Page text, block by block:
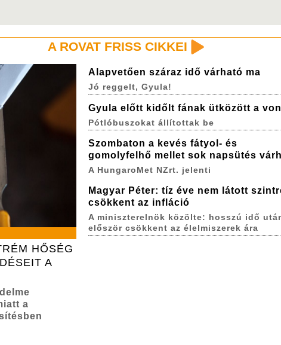
A ROVAT FRISS CIKKEI
HŐSÉG
A
a
Alapvetően száraz idő várható ma
Jó reggelt, Gyula!
Gyula előtt kidőlt fának ütközött a
Pótlóbuszokat állítottak be
Szombaton a kevés fátyol- és
gomolyfelhő mellet sok napsütés
A HungaroMet NZrt. jelenti
Magyar Péter: tíz éve nem látott
csökkent az infláció
A miniszterelnök közölte: hosszú idő
először csökkent az élelmiszerek ára